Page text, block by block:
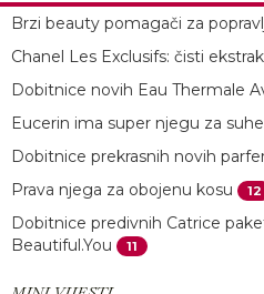
Brzi beauty pomagači za
Chanel Les Exclusifs: čisti
Dobitnice novih Eau Thermale
Eucerin ima super njegu za
Dobitnice prekrasnih novih
Prava njega za obojenu kosu 12
Dobitnice predivnih Catrice
Beautiful.You
11